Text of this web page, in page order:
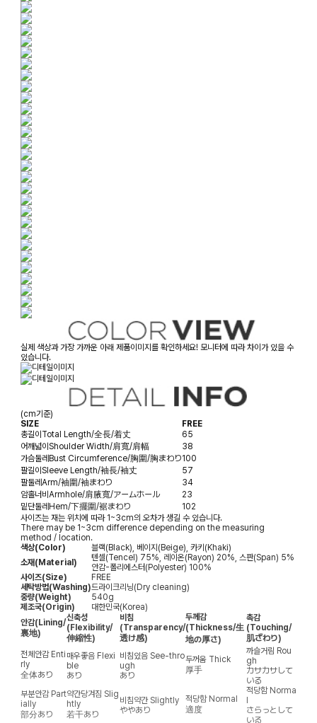
실제 색상과 가장 가까운 아래 제품이미지를 확인하세요! 모니터에 따라 차이가 있을 수
있습니다.
(cm기준)
SIZE
FREE
총길이Total Length/全長/着丈
65
어깨넓이Shoulder Width/肩寬/肩幅
38
가슴둘레Bust Circumference/胸圍/胸まわり100
팔길이Sleeve Length/袖長/袖丈
57
팔둘레Arm/袖圍/袖まわり
34
암홀너비Armhole/肩腋寬/アームホール
23
밑단둘레Hem/下擺圍/裾まわり
102
사이즈는 재는 위치에 따라 1~3cm의 오차가 생길 수 있습니다.
There may be 1~3cm difference depending on the measuring
method / location.
색상(Color)
블랙(Black), 베이지(Beige), 카키(Khaki)
소재(Material)
텐셀(Tencel) 75%, 레이온(Rayon) 20%, 스판(Span) 5%
안감-폴리에스터(Polyester) 100%
사이즈(Size)
FREE
세탁방법(Washing)드라이크리닝(Dry cleaning)
중량(Weight)
540g
제조국(Origin)
대한민국(Korea)
안감(Lining/
裏地)
신축성
(Flexibility/
伸縮性)
비침
(Transparency/
透け感)
두께감
(Thickness/生
地の厚さ)
촉감
(Touching/
肌ざわり)
전체안감 Enti
rly
全体あり
매우좋음 Flexi
ble
あり
비침있음 See-thro
ugh
あり
두꺼움 Thick
厚手
까슬거림 Rou
gh
カサカサして
いる
부분안감 Part
ially
部分あり
약간당겨짐 Slig
htly
若干あり
비침약간 Slightly
ややあり
적당함 Normal
適度
적당함 Norma
l
さらっとして
いる